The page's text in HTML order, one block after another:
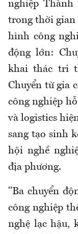
nghiệp
trong thời gian
hình công
động lớn:
khai thác tri
Chuyển từ gia
công nghiệp
và logistics
sang tạo sinh
hội nghề
địa phương.
"Ba chuyển
công nghiệp
nghệ lạc hậu,